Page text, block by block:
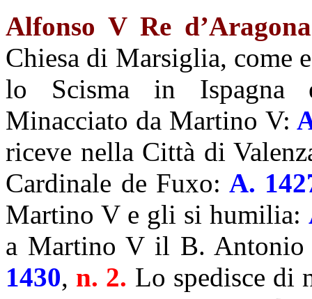
Alfonso V Re d’Aragona
Chiesa di Marsiglia, come
lo Scisma in Ispagna
Minacciato da Martino V:
riceve nella Città di
Cardinale de Fuxo: A.
Martino V e gli si humilia:
a Martino V il B.
1430, n. 2. Lo spedisce di